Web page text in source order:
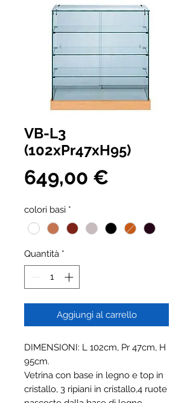
VB-L3
(102xPr47xH95)
649,00 €
colori basi *
Quantità *
Aggiungi al carrello
DIMENSIONI: L 102cm, Pr 47cm, H
95cm.
Vetrina con base in legno e top in
cristallo, 3 ripiani in cristallo,4 ruote